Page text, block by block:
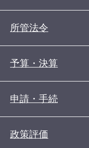
所管法令
予算・決算
申請・手続
政策評価